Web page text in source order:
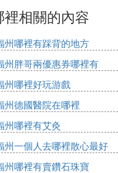
畢業生提供了豐富的
個學院都有相應的保
院校有合作，升學主
受疫情影響，活動規
舉辦的大型活動如迎
火晚會等仍然為學生
台。特別是跨年晚
會有人造雪等特別活
相關的內容
州哪裡有踩背的地方
州胖哥兩優惠券哪裡有
州哪裡好玩游戲
州德國醫院在哪裡
州哪裡有艾灸
州一個人去哪裡散心最好
州哪裡有賣鑽石珠寶